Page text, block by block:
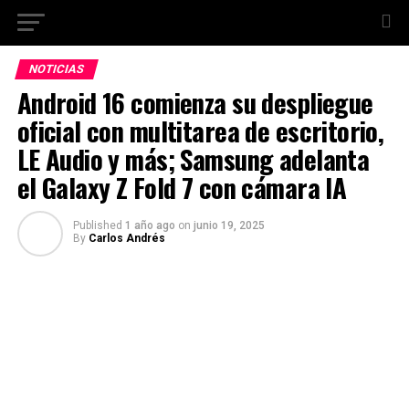
NOTICIAS
Android 16 comienza su despliegue
oficial con multitarea de escritorio,
LE Audio y más; Samsung adelanta
el Galaxy Z Fold 7 con cámara IA
Published 1 año ago on junio 19, 2025
By Carlos Andrés